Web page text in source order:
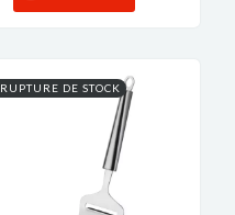
RUPTURE DE STOCK